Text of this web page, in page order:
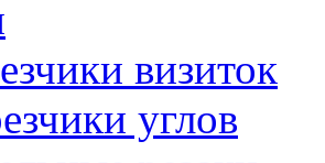
визиток
углов